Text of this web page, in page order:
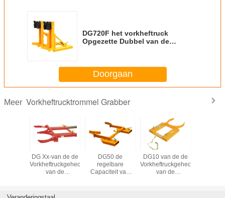
DG720F het vorkheftruck
Opgezette Dubbel van de
360kgX2
Doorgaan
Meer Vorkheftrucktrommel Grabber
DG Xx-van de de
Vorkheftruckgehechtheid
van de
682kg
DG50 de
regelbare
Capaciteit van
DG10 van de de
Vorkheftruckgehechtheid
van de